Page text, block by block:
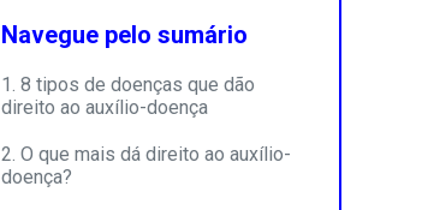
Navegue pelo sumário
8 tipos de doenças que dão
direito ao auxílio-doença
O que mais dá direito ao auxílio-
doença?